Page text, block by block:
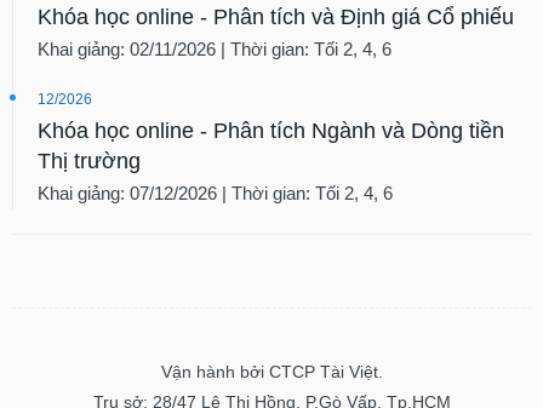
Khóa học online - Phân tích và Định giá Cổ phiếu
Khai giảng: 02/11/2026 | Thời gian: Tối 2, 4, 6
12/2026
Khóa học online - Phân tích Ngành và Dòng tiền
Thị trường
Khai giảng: 07/12/2026 | Thời gian: Tối 2, 4, 6
Vận hành bởi CTCP Tài Việt.
Trụ sở: 28/47 Lê Thị Hồng, P.Gò Vấp, Tp.HCM